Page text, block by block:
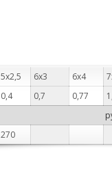
5х2,5 6х3 6х4
0,4 0,7 0,77
270